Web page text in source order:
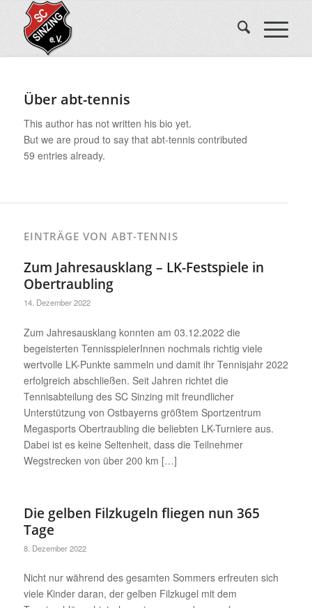
Über abt-tennis
This author has not written his bio yet.
But we are proud to say that abt-tenniscontributed
59 entries already.
EINTRÄGE VON ABT-TENNIS
Zum Jahresausklang – LK-Festspiele in
Obertraubling
14. Dezember 2022
Zum Jahresausklang konnten am 03.12.2022 die
begeisterten TennisspielerInnen nochmals richtig viele
wertvolle LK-Punkte sammeln und damit ihr Tennisjahr 2022
erfolgreich abschließen. Seit Jahren richtet die
Tennisabteilung des SC Sinzing mit freundlicher
Unterstützung von Ostbayerns größtem Sportzentrum
Megasports Obertraubling die beliebten LK-Turniere aus.
Dabei ist es keine Seltenheit, dass die Teilnehmer
Wegstrecken von über 200 km […]
Die gelben Filzkugeln fliegen nun 365
Tage
8. Dezember 2022
Nicht nur während des gesamten Sommers erfreuten sich
viele Kinder daran, der gelben Filzkugel mit dem